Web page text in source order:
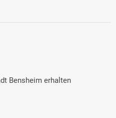
Bensheim erhalten